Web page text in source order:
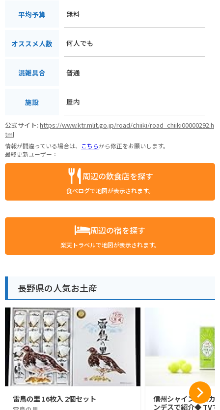
平均予算 無料
オススメ人数 何人でも
混雑具合 普通
施設 屋内
公式サイト:https://www.ktr.mlit.go.jp/road/chiiki/road_chiiki00000292.h
tml
情報が間違っている場合は、 こちらから修正をお願いします。
最終更新ユーザー：
周辺の飲食店を探す
食べログで地図が表示されます。
周辺の宿を探す
楽天トラベルで地図が表示されます。
長野県の人気お土産
雷鳥の里 16枚入 2個セット
信州シャインマスカ
ンデスで紹介◆ TV